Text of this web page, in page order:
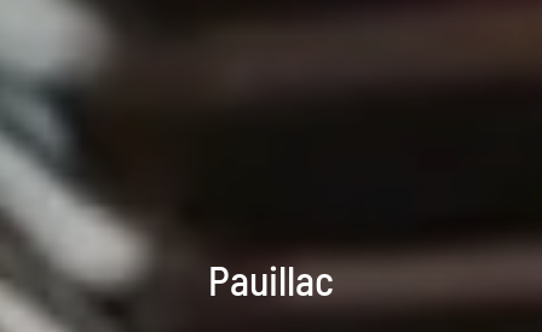
Pauillac